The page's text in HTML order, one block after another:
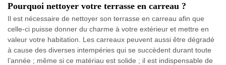
Pourquoi nettoyer votre terrasse en carreau ?
Il est nécessaire de nettoyer son terrasse en carreau afin que
celle-ci puisse donner du charme à votre extérieur et mettre en
valeur votre habitation. Les carreaux peuvent aussi être dégradé
à cause des diverses intempéries qui se succèdent durant toute
l’année ; même si ce matériau est solide ; il est indispensable de